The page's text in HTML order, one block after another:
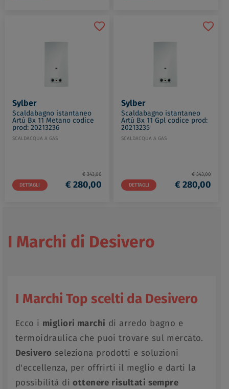
Sylber
Scaldabagno istantaneo
Artù Bx 11 Metano codice
prod: 20213236
SCALDACQUA A GAS
DETTAGLI
€ 343,00
€ 280,00
Sylber
Scaldabagno istantaneo
Artù Bx 11 Gpl codice prod:
20213235
SCALDACQUA A GAS
DETTAGLI
€ 343,00
€ 280,00
I Marchi di Desivero
I Marchi Top scelti da Desivero
Ecco i migliori marchi di arredo bagno e
termoidraulica che puoi trovare sul mercato.
Desivero seleziona prodotti e soluzioni
d'eccellenza, per offrirti il meglio e darti la
possibilità diottenere risultati sempre